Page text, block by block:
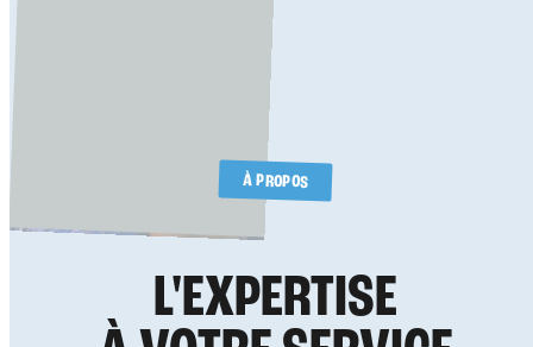
À PROPOS
L'EXPERTISE